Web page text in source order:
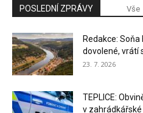
POSLEDNÍ ZPRÁVY Vše
Redakce:
dovolené, vrátí
23. 7. 2026
TEPLICE:
v zahrádkářské